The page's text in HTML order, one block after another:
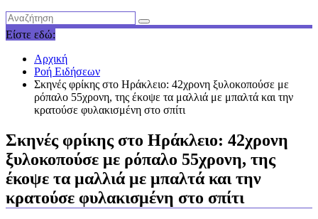
Είστε εδώ:
Αρχική
Ροή Ειδήσεων
Σκηνές φρίκης στο Ηράκλειο: 42χρονη ξυλοκοπούσε με
ρόπαλο 55χρονη, της έκοψε τα μαλλιά με μπαλτά και την
κρατούσε φυλακισμένη στο σπίτι
Σκηνές φρίκης στο Ηράκλειο: 42χρονη
ξυλοκοπούσε με ρόπαλο 55χρονη, της
έκοψε τα μαλλιά με μπαλτά και την
κρατούσε φυλακισμένη στο σπίτι